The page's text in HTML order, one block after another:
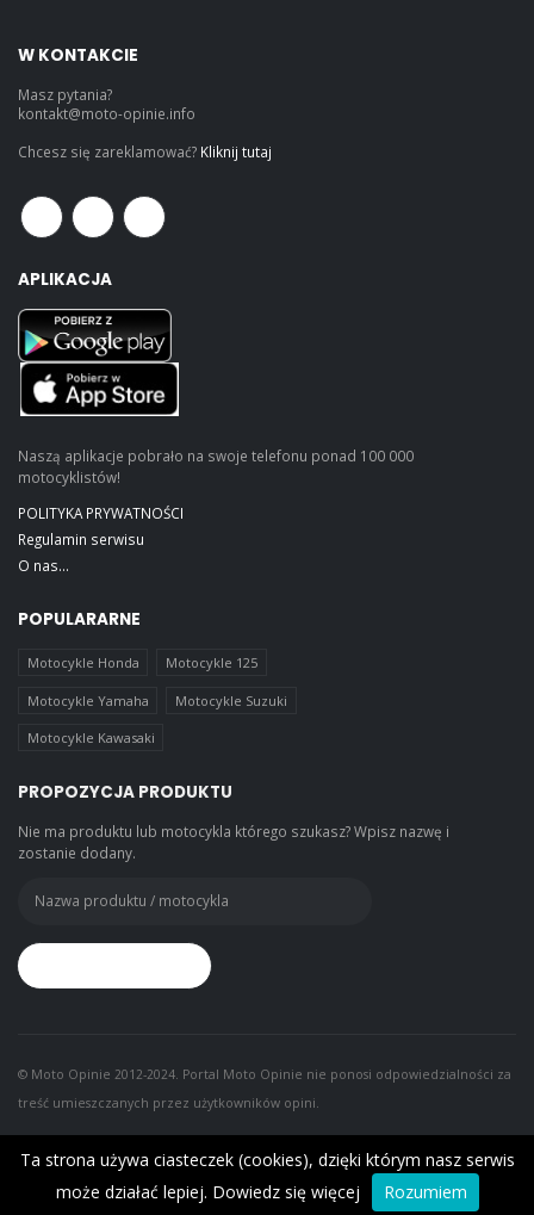
W KONTAKCIE
Masz pytania?
kontakt@moto-opinie.info
Chcesz się zareklamować? Kliknij tutaj
APLIKACJA
Naszą aplikacje pobrało na swoje telefonu ponad 100 000
motocyklistów!
POLITYKA PRYWATNOŚCI
Regulamin serwisu
O nas...
POPULARARNE
Motocykle Honda Motocykle 125
Motocykle Yamaha Motocykle Suzuki
Motocykle Kawasaki
PROPOZYCJA PRODUKTU
Nie ma produktu lub motocykla którego szukasz? Wpisz nazwę i
zostanie dodany.
© Moto Opinie 2012-2024. Portal Moto Opinie nie ponosi odpowiedzialności za
treść umieszczanych przez użytkowników opini.
Ta strona używa ciasteczek (cookies), dzięki którym nasz serwis
może działać lepiej. Dowiedz się więcej Rozumiem